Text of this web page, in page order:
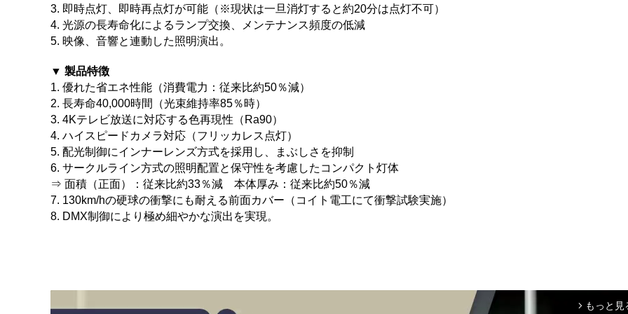
3. 即時点灯、即時再点灯が可能（※現状は一旦消灯すると約20分は点灯不可）
4. 光源の長寿命化によるランプ交換、メンテナンス頻度の低減
5. 映像、音響と連動した照明演出。
▼ 製品特徴
1. 優れた省エネ性能（消費電力：従来比約50％減）
2. 長寿命40,000時間（光束維持率85％時）
3. 4Kテレビ放送に対応する色再現性（Ra90）
4. ハイスピードカメラ対応（フリッカレス点灯）
5. 配光制御にインナーレンズ方式を採用し、まぶしさを抑制
6. サークルライン方式の照明配置と保守性を考慮したコンパクト灯体
⇒ 面積（正面）：従来比約33％減 本体厚み：従来比約50％減
7. 130km/hの硬球の衝撃にも耐える前面カバー（コイト電工にて衝撃試験実施）
8. DMX制御により極め細やかな演出を実現。
arrow_forward_ios もっと見